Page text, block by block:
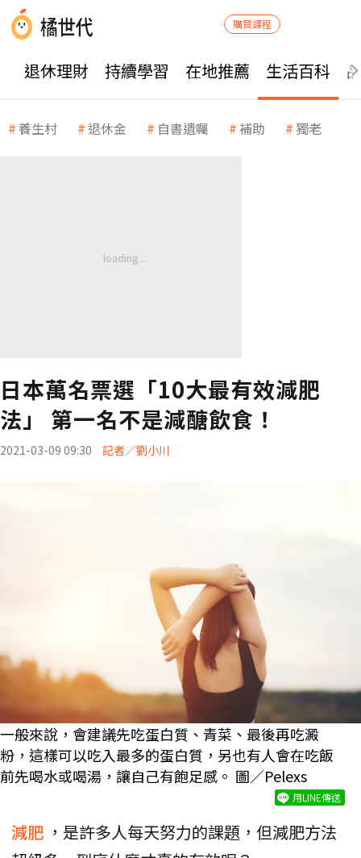
購買課程
退休理財 持續學習 在地推薦 生活百科
養生村 退休金 自書遺囑 補助 獨老
日本萬名票選「10大最有效減肥
法」 第一名不是減醣飲食！
2021-03-09 09:30 記者／劉小川
一般來說，會建議先吃蛋白質、青菜、最後再吃澱
粉，這樣可以吃入最多的蛋白質，另也有人會在吃飯
前先喝水或喝湯，讓自己有飽足感。 圖／Pelexs
用LINE傳送
減肥 ，是許多人每天努力的課題，但減肥方法